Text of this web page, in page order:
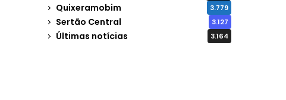
Quixeramobim 3.779
Sertão Central 3.127
Últimas notícias 3.164